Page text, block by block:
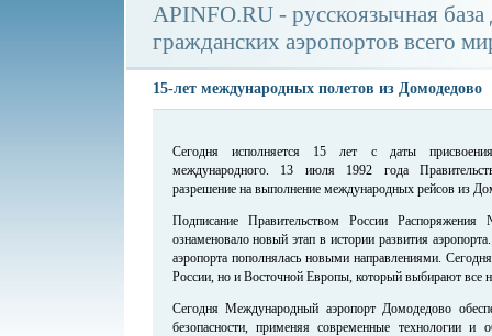
APINFO.RU - русскоязычная
гражданских аэропортов всего
15-лет международных полетов из Домодедово
Сегодня исполняется 15 лет с даты
международного. 13 июля 1992 года
разрешение на выполнение международных рейсов из
Подписание Правительством России
ознаменовало новый этап в истории развития
аэропорта пополнялась новыми направлениями.
России, но и Восточной Европы, который выбирают все
Сегодня Международный аэропорт Домодедово
безопасности, применяя современные технологии и